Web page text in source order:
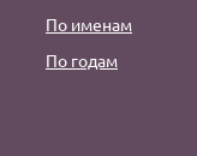
По именам
По годам